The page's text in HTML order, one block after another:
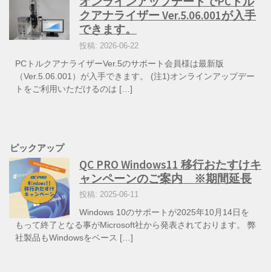
クアナライザー Ver.5.06.001が入手
できます。
投稿: 2026-06-22
PCトルクアナライザーVer.5のサポート会員様は最新版
（Ver.5.06.001）が入手できます。 (注1)オンラインアップデー
トをご利用いただけるのは […]
ピックアップ
QC PRO Windows11 移行おたすけキ
ャンペーンのご案内 ※期間延長
投稿: 2025-06-11
Windows 10のサポートが2025年10月14日を
もって終了となる事がMicrosoft社から発表されております。 弊
社製品もWindowsをベース […]